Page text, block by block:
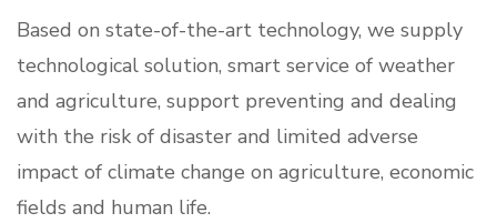
Based on state-of-the-art technology, we supply
technological solution, smart service of weather
and agriculture, support preventing and dealing
with the risk of disaster and limited adverse
impact of climate change on agriculture, economic
fields and human life.